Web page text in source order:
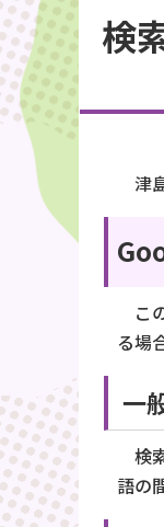
す
こ
こ
か
ら
検
津
こ
る場
一
検
語の